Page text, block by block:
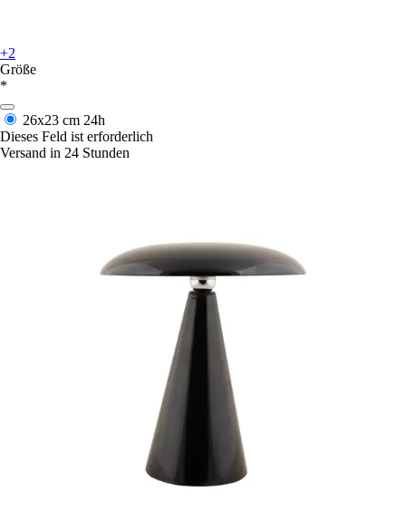
+2
Größe
*
26x23 cm 24h
Dieses Feld ist erforderlich
Versand in 24 Stunden